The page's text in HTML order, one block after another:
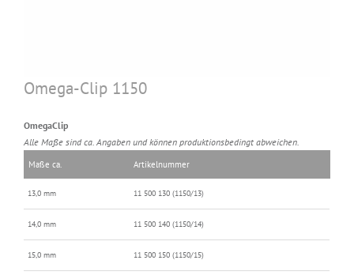
Omega-Clip 1150
OmegaClip
Alle Maße sind ca. Angaben und können produktionsbedingt abweichen.
Maße ca. Artikelnummer
13,0 mm 11 500 130 (1150/13)
14,0 mm 11 500 140 (1150/14)
15,0 mm 11 500 150 (1150/15)